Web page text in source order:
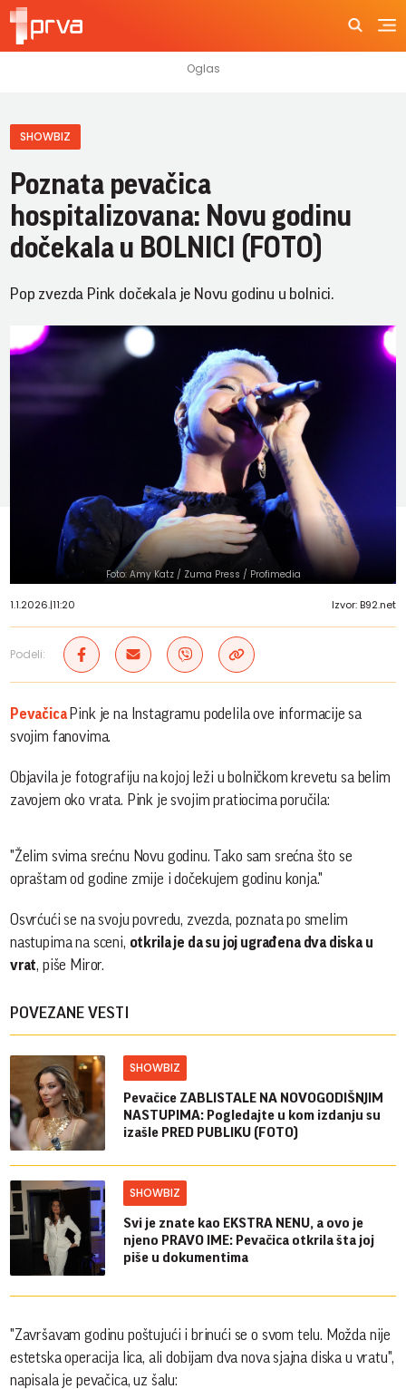
SHOWBIZ
Poznata pevačica
hospitalizovana: Novu godinu
dočekala u BOLNICI (FOTO)
Pop zvezda Pink dočekala je Novu godinu u bolnici.
Foto: Amy Katz / Zuma Press / Profimedia
1.1.2026.|11:20 Izvor: B92.net
Podeli:
Pevačica Pink je na Instagramu podelila ove informacije sa
svojim fanovima.
Objavila je fotografiju na kojoj leži u bolničkom krevetu sa belim
zavojem oko vrata. Pink je svojim pratiocima poručila:
"Želim svima srećnu Novu godinu. Tako sam srećna što se
opraštam od godine zmije i dočekujem godinu konja."
Osvrćući se na svoju povredu, zvezda, poznata po smelim
nastupima na sceni, otkrila je da su joj ugrađena dva diska u
vrat, piše Miror.
POVEZANE VESTI
SHOWBIZ
Pevačice ZABLISTALE NA NOVOGODIŠNJIM
NASTUPIMA: Pogledajte u kom izdanju su
izašle PRED PUBLIKU (FOTO)
SHOWBIZ
Svi je znate kao EKSTRA NENU, a ovo je
njeno PRAVO IME: Pevačica otkrila šta joj
piše u dokumentima
"Završavam godinu poštujući i brinući se o svom telu. Možda nije
estetska operacija lica, ali dobijam dva nova sjajna diska u vratu",
napisala je pevačica, uz šalu: